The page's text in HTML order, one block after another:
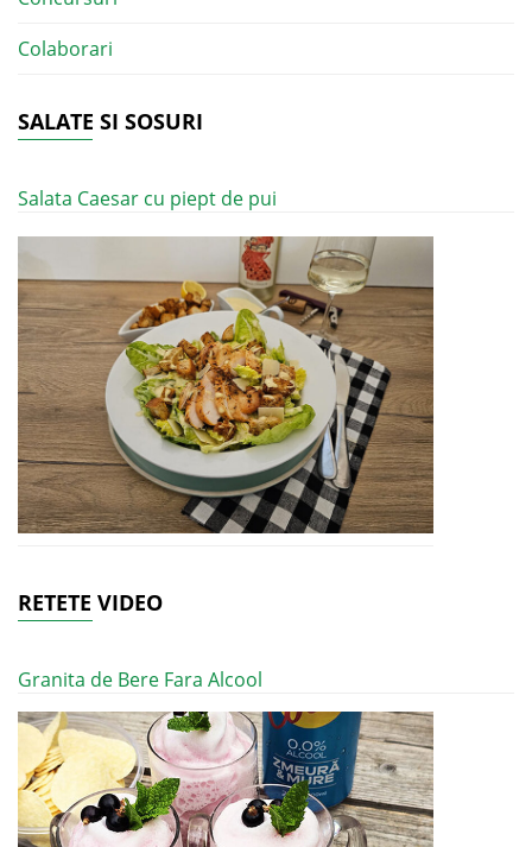
Colaborari
SALATE SI SOSURI
Salata Caesar cu piept de pui
RETETE VIDEO
Granita de Bere Fara Alcool